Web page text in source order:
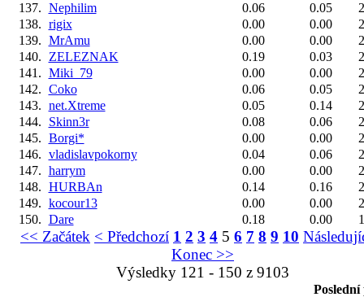
137. Nephilim 0.06 0.05
138. rigix 0.00 0.00
139. MrAmu 0.00 0.00
140.
ZELEZNAK 0.19 0.03
141. Miki_79 0.00 0.00
142. Coko 0.06 0.05
143. net.Xtreme 0.05 0.14
144.
Skinn3r 0.08 0.06
145. Borgi* 0.00 0.00
146. vladislavpokorny 0.04 0.06
147. harrym 0.00 0.00
148. HURBAn 0.14 0.16
149. kocour13 0.00 0.00
150. Dare 0.18 0.00
<< Začátek < Předchozí 1 2 3 4 5 6 7 8 9 10
Konec >>
Výsledky 121 - 150 z 9103